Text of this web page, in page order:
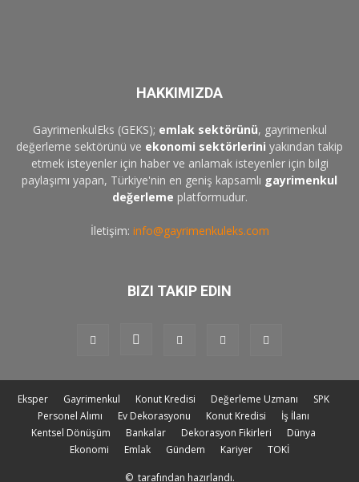
HAKKIMIZDA
GayrimenkulEks (GEKS); emlak sektörünü, gayrimenkul
değerleme sektörünü ve ekonomi sektörlerini yakından takip
etmek isteyenler için haber ve anlamak isteyenler için bilgi
paylaşımı yapan, Türkiye'nin en geniş kapsamlı gayrimenkul
değerleme platformudur.
İletişim: info@gayrimenkuleks.com
BIZI TAKIP EDIN
Eksper Gayrimenkul Konut Kredisi Değerleme Uzmanı
SPK
Personel Alımı
Ev Dekorasyonu Konut Kredisi
İş İlanı
Kentsel Dönüşüm
Bankalar Dekorasyon Fikirleri
Dünya
Ekonomi
Emlak Gündem Kariyer TOKİ
© tarafından hazırlandı.